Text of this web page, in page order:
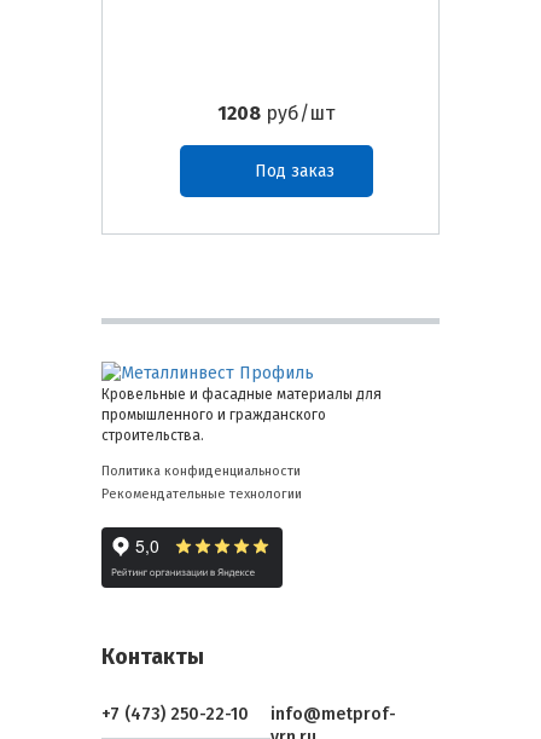
1208 руб/шт
Под заказ
Кровельные и фасадные материалы для
промышленного и гражданского
строительства.
Политика конфиденциальности
Рекомендательные технологии
Контакты
+7 (473) 250-22-10
info@metprof-